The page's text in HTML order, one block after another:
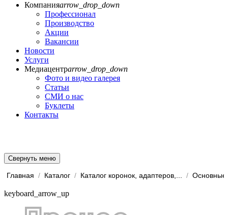
Компанияarrow_drop_down
Профессионал
Производство
Акции
Вакансии
Новости
Услуги
Медиацентрarrow_drop_down
Фото и видео галерея
Статьи
СМИ о нас
Буклеты
Контакты
Свернуть меню
Главная / Каталог / Каталог коронок, адаптеров,... / Основные
keyboard_arrow_up